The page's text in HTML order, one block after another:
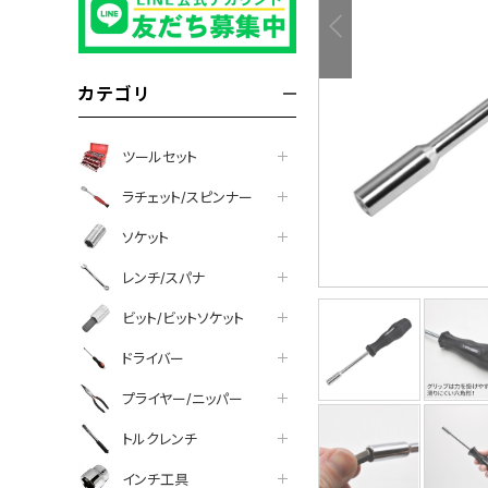
カテゴリ
ツールセット
ラチェット/スピンナー
ソケット
レンチ/スパナ
ビット/ビットソケット
ドライバー
プライヤー/ニッパー
トルクレンチ
インチ工具
facebook
line